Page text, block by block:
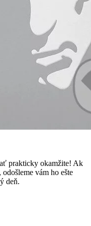
prakticky okamžite! Ak
vám ho ešte
deň.